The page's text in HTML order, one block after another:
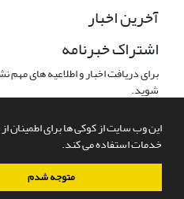
این وب سایت از کوکی ها برای اطمینان از
خدمات استفاده می کند.
متوجه شدم
آخرین اخبار
اشتراک خبرنامه
برای دریافت اخبار و اطلاعیه های
شوید.
سامانه مدیریت نشریات علمی.طراحی